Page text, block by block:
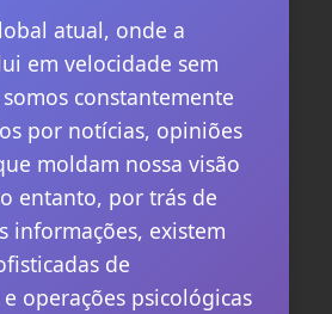
atual, onde a
em velocidade sem
constantemente
por notícias, opiniões
moldam nossa visão
entanto, por trás de
informações, existem
de
operações psicológicas